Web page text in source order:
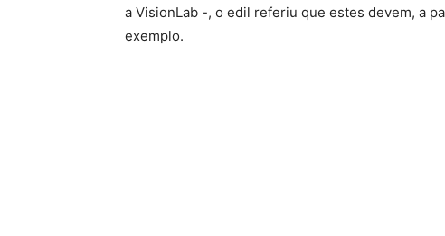
a VisionLab -, o edil referiu que estes devem, a
exemplo.